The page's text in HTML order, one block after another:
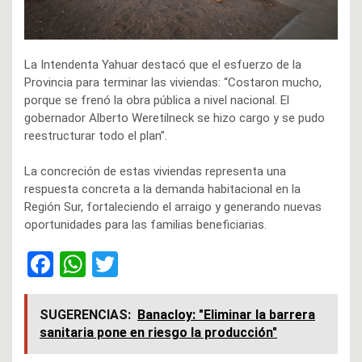
La Intendenta Yahuar destacó que el esfuerzo de la
Provincia para terminar las viviendas: “Costaron mucho,
porque se frenó la obra pública a nivel nacional. El
gobernador Alberto Weretilneck se hizo cargo y se pudo
reestructurar todo el plan”.
La concreción de estas viviendas representa una
respuesta concreta a la demanda habitacional en la
Región Sur, fortaleciendo el arraigo y generando nuevas
oportunidades para las familias beneficiarias.
F
a
ce
b
W
h
at
s
wi
tt
er
SUGERENCIAS: Banacloy: "Eliminar la barrera
sanitaria pone en riesgo la producción"